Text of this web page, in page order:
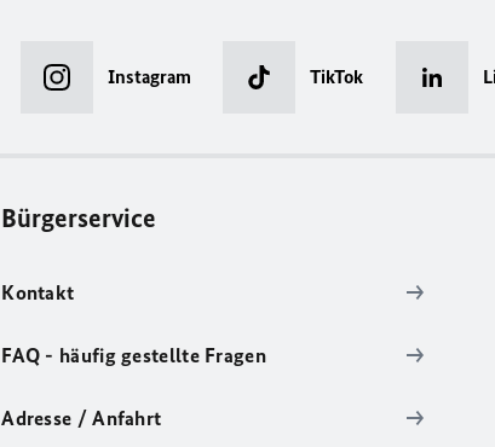
Instagram TikTok
Bürgerservice
Kontakt
FAQ - häufig gestellte Fragen
Adresse / Anfahrt